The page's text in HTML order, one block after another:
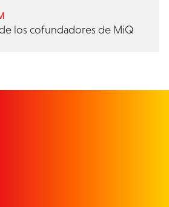
los cofundadores de MiQ